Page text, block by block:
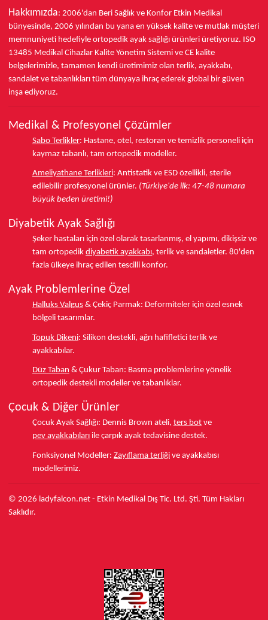
Hakkımızda: 2006'dan Beri Sağlık ve Konfor Etkin Medikal
bünyesinde, 2006 yılından bu yana en yüksek kalite ve mutlak müşteri
memnuniyeti hedefiyle ortopedik ayak sağlığı ürünleri üretiyoruz. ISO
13485 Medikal Cihazlar Kalite Yönetim Sistemi ve CE kalite
belgelerimizle, tamamen kendi üretimimiz olan terlik, ayakkabı,
sandalet ve tabanlıkları tüm dünyaya ihraç ederek global bir güven
inşa ediyoruz.
Medikal & Profesyonel Çözümler
Sabo Terlikler: Hastane, otel, restoran ve temizlik personeli için
kaymaz tabanlı, tam ortopedik modeller.
Ameliyathane Terlikleri: Antistatik ve ESD özellikli, sterile
edilebilir profesyonel ürünler. (Türkiye'de ilk: 47-48 numara
büyük beden üretimi!)
Diyabetik Ayak Sağlığı
Şeker hastaları için özel olarak tasarlanmış, el yapımı, dikişsiz ve
tam ortopedik diyabetik ayakkabı, terlik ve sandaletler. 80'den
fazla ülkeye ihraç edilen tescilli konfor.
Ayak Problemlerine Özel
Halluks Valgus & Çekiç Parmak: Deformiteler için özel esnek
bölgeli tasarımlar.
Topuk Dikeni: Silikon destekli, ağrı hafifletici terlik ve
ayakkabılar.
Düz Taban & Çukur Taban: Basma problemlerine yönelik
ortopedik destekli modeller ve tabanlıklar.
Çocuk & Diğer Ürünler
Çocuk Ayak Sağlığı: Dennis Brown ateli, ters bot ve
pev ayakkabıları ile çarpık ayak tedavisine destek.
Fonksiyonel Modeller: Zayıflama terliği ve ayakkabısı
modellerimiz.
© 2026 ladyfalcon.net - Etkin Medikal Dış Tic. Ltd. Şti. Tüm Hakları
Saklıdır.